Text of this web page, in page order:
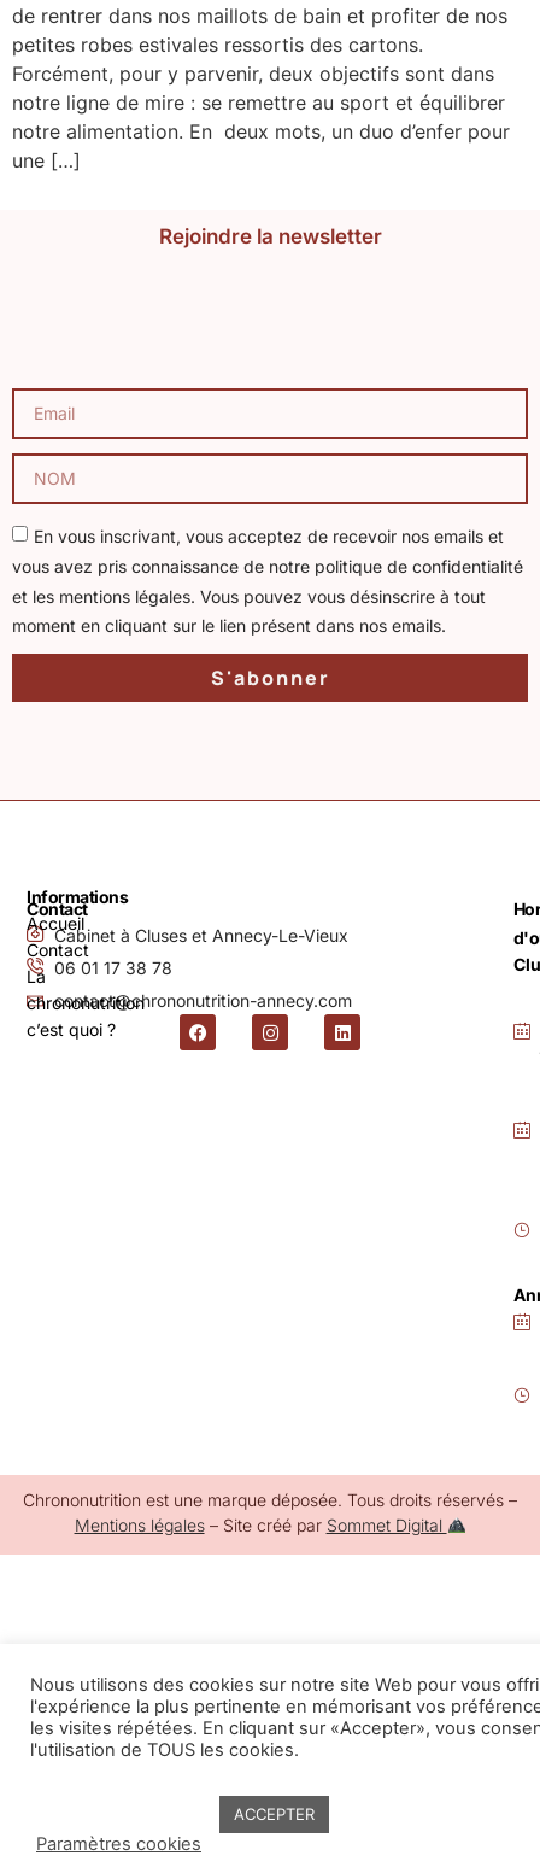
de rentrer dans nos maillots de bain et profiter de nos
petites robes estivales ressortis des cartons.
Forcément, pour y parvenir, deux objectifs sont dans
notre ligne de mire : se remettre au sport et équilibrer
notre alimentation. En deux mots, un duo d’enfer pour
une […]
Rejoindre la newsletter
En vous inscrivant, vous acceptez de recevoir nos emails et
vous avez pris connaissance de notre politique de confidentialité
et les mentions légales. Vous pouvez vous désinscrire à tout
moment en cliquant sur le lien présent dans nos emails.
S'abonner
Contact
Cabinet à Cluses et Annecy-Le-Vieux
06 01 17 38 78
contact@chrononutrition-annecy.com
Informations
Accueil
Contact
La
chrononutrition
c’est quoi ?
Chrononutrition est une marque déposée. Tous droits réservés –
Mentions légales– Site créé par Sommet Digital
Nous utilisons des cookies sur notre site Web pour vous
l'expérience la plus pertinente en mémorisant vos
les visites répétées. En cliquant sur «Accepter», vous
l'utilisation de TOUS les cookies.
Paramètres cookies
ACCEPTER